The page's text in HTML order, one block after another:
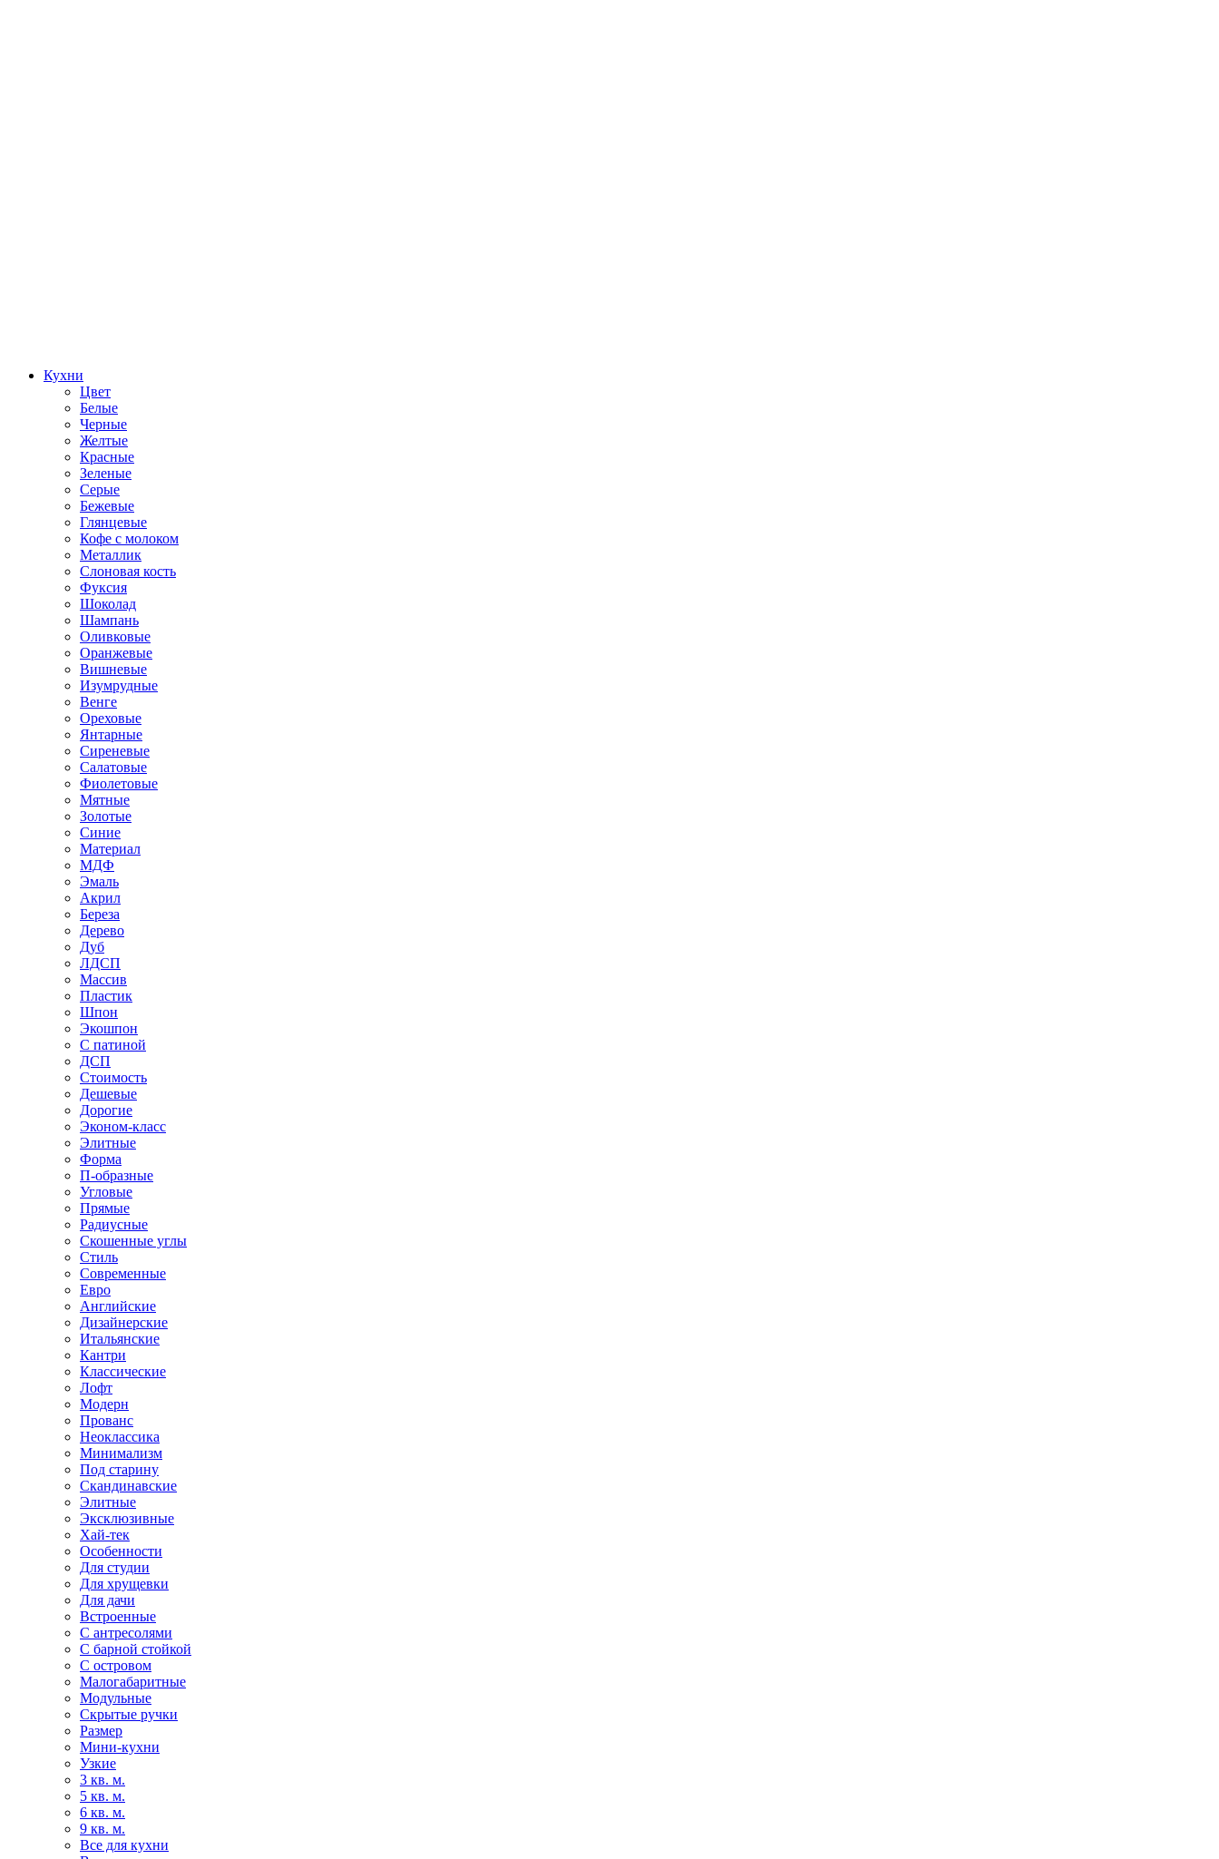
Кухни
Цвет
Белые
Черные
Желтые
Красные
Зеленые
Серые
Бежевые
Глянцевые
Кофе с молоком
Металлик
Слоновая кость
Фуксия
Шоколад
Шампань
Оливковые
Оранжевые
Вишневые
Изумрудные
Венге
Ореховые
Янтарные
Сиреневые
Салатовые
Фиолетовые
Мятные
Золотые
Синие
Материал
МДФ
Эмаль
Акрил
Береза
Дерево
Дуб
ЛДСП
Массив
Пластик
Шпон
Экошпон
С патиной
ДСП
Стоимость
Дешевые
Дорогие
Эконом-класс
Элитные
Форма
П-образные
Угловые
Прямые
Радиусные
Скошенные углы
Стиль
Современные
Евро
Английские
Дизайнерские
Итальянские
Кантри
Классические
Лофт
Модерн
Прованс
Неоклассика
Минимализм
Под старину
Скандинавские
Элитные
Эксклюзивные
Хай-тек
Особенности
Для студии
Для хрущевки
Для дачи
Встроенные
С антресолями
С барной стойкой
С островом
Малогабаритные
Модульные
Скрытые ручки
Размер
Мини-кухни
Узкие
3 кв. м.
5 кв. м.
6 кв. м.
9 кв. м.
Все для кухни